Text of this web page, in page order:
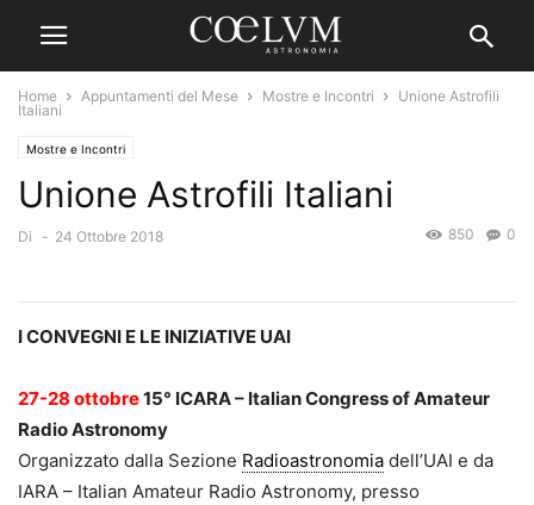
Home Appuntamenti del Mese Mostre e Incontri
Unione Astrofili
Italiani
Mostre e Incontri
Unione Astrofili Italiani
Di - 24 Ottobre 2018 0
850
I CONVEGNI E LE INIZIATIVE UAI
27-28 ottobre15° ICARA – Italian Congress of Amateur
Radio Astronomy
Organizzato dalla Sezione Radioastronomia dell’UAI e da
IARA – Italian Amateur Radio Astronomy, presso